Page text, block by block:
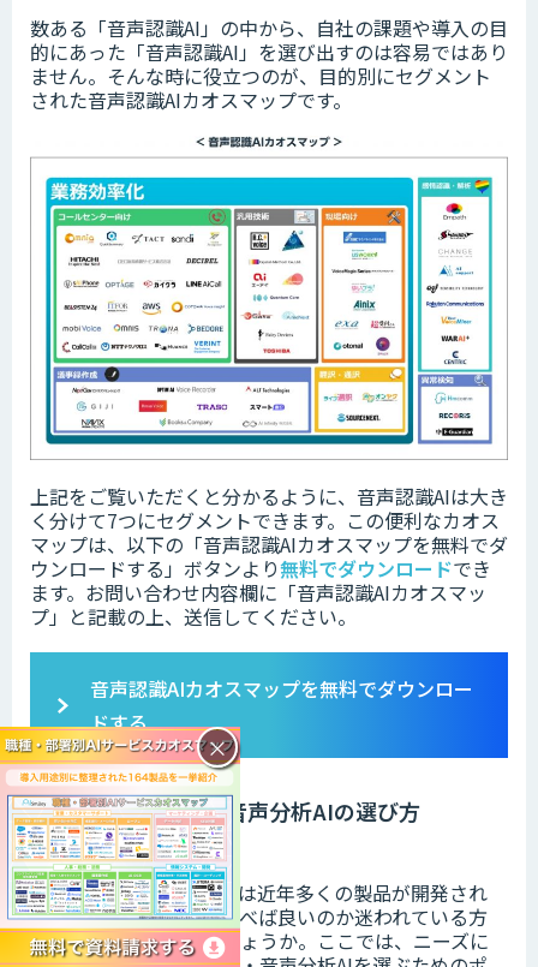
数ある「音声認識AI」の中から、自社の課題や導入の目
的にあった「音声認識AI」を選び出すのは容易ではあり
ません。そんな時に役立つのが、目的別にセグメント
された音声認識AIカオスマップです。
上記をご覧いただくと分かるように、音声認識AIは大き
く分けて7つにセグメントできます。この便利なカオス
マップは、以下の「音声認識AIカオスマップを無料でダ
ウンロードする」ボタンより無料でダウンロードでき
ます。 お問い合わせ内容欄に「音声認識AIカオスマッ
プ」と記載の上、送信してください。
音声認識AIカオスマップを無料でダウンロー
ドする
音声認識・音声分析AIの選び方
音声認識・音声分析AIは近年多くの製品が開発され
ており、何を基準に選べば良いのか迷われている方
もいるのではないでしょうか。 ここでは、ニーズに
×